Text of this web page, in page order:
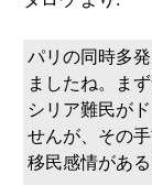
パリの同時多
ましたね。ま
シリア難民が
せんが、その
移民感情があ